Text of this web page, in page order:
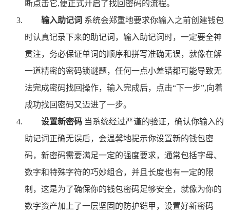
断点击它,便正式开启了找回密码的流程。
输入助记词 系统会郑重地要求你输入之前创建钱包
时认真记录下来的助记词，输入助记词时，一定要全神
贯注，务必保证单词的顺序和拼写准确无误，就像在解
一道精密的密码锁谜题，任何一点小差错都可能导致无
法完成密码找回操作，输入完成后，点击“下一步”,向着
成功找回密码又迈进了一步。
设置新密码 当系统经过严谨的验证，确认你输入的
助记词正确无误后，会温馨地提示你设置新的钱包密
码，新密码需要满足一定的强度要求，通常包括字母、
数字和特殊字符的巧妙组合，并且长度也有一定的限
制，这是为了确保你的钱包密码足够安全，就像为你的
数字资产加上了一层坚固的防护铠甲，设置好新密码